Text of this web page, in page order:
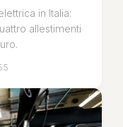
in Italia:
allestimenti